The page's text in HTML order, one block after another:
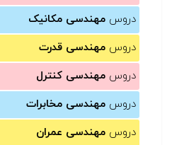
دروس مهندسی مکانیک
دروس مهندسی قدرت
دروس مهندسی کنترل
دروس مهندسی مخابرات
دروس مهندسی عمران